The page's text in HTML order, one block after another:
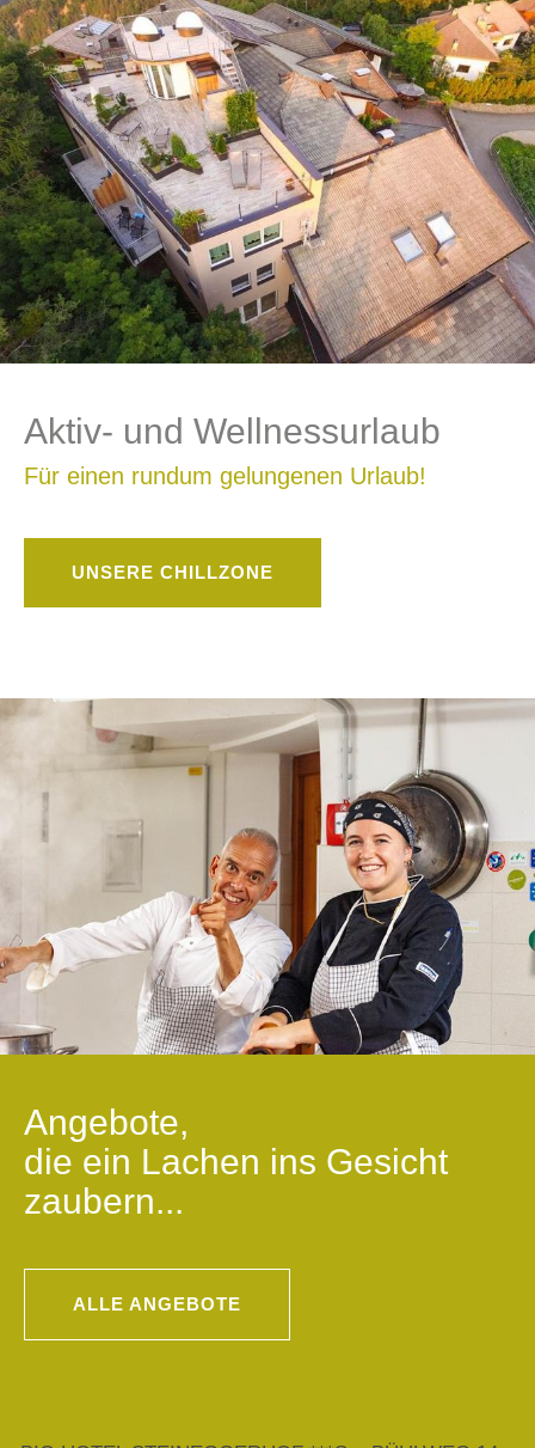
Aktiv- und Wellnessurlaub
Für einen rundum gelungenen Urlaub!
UNSERE CHILLZONE
Angebote,
die ein Lachen ins Gesicht
zaubern...
ALLE ANGEBOTE